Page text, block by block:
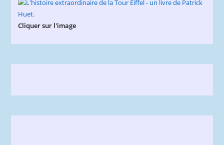
Cliquer sur l'image